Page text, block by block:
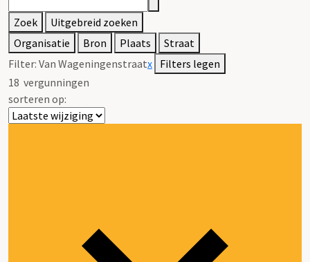
Zoek
Uitgebreid zoeken
Organisatie
Bron Plaats
Straat
Filter: Van Wageningenstraatx Filters legen
18 vergunningen
sorteren op: